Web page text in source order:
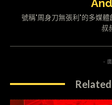
號稱"周身刀無張利"的多媒
叔
-